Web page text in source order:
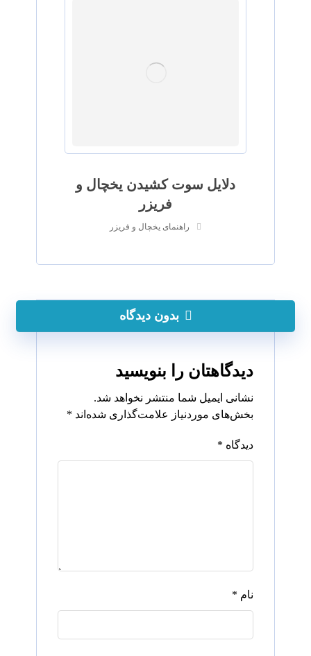
دلایل سوت کشیدن یخچال و
فریزر
راهنمای یخچال و فریزر
بدون دیدگاه
دیدگاهتان را بنویسید
نشانی ایمیل شما منتشر نخواهد شد.
بخش‌های موردنیاز علامت‌گذاری شده‌اند *
دیدگاه *
نام *